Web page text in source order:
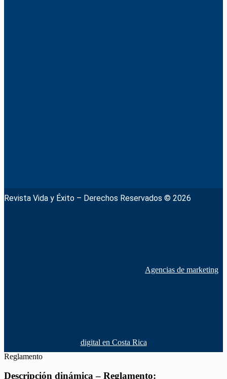
Revista Vida y Éxito – Derechos Reservados © 2026
Agencias de marketing
digital en Costa Rica
Reglamento
Descripción dinámica – Reglamento: